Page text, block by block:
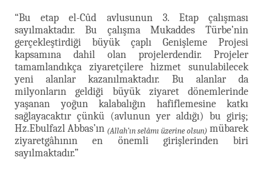
“Bu etap el-Cûd avlusunun 3. Etap çalışması
sayılmaktadır. Bu çalışma Mukaddes Türbe’nin
gerçekleştirdiği büyük çaplı Genişleme Projesi
kapsamına dahil olan projelerdendir. Projeler
tamamlandıkça ziyaretçilere hizmet sunulabilecek
yeni alanlar kazanılmaktadır. Bu alanlar da
milyonların geldiği büyük ziyaret dönemlerinde
yaşanan yoğun kalabalığın hafiflemesine katkı
sağlayacaktır çünkü (avlunun yer aldığı) bu giriş;
Hz.Ebulfazl Abbas’ın (Allah’ın selâmı üzerine olsun) mübarek
ziyaretgâhının en önemli girişlerinden biri
sayılmaktadır.”